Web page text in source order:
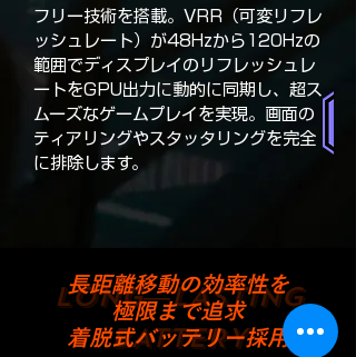
フリー技術を搭載。VRR（可変リフレ
ッシュレート）が48Hzから120Hzの
範囲でディスプレイのリフレッシュレ
ートをGPU出力に動的に同期し、超ス
ムーズなゲームプレイを実現。画面の
ティアリングやスタッタリングを完全
に排除します。
LONG―LASTING
BATTERY
長距離移動の効率性を
極限まで追求
着脱式バッテリー採用